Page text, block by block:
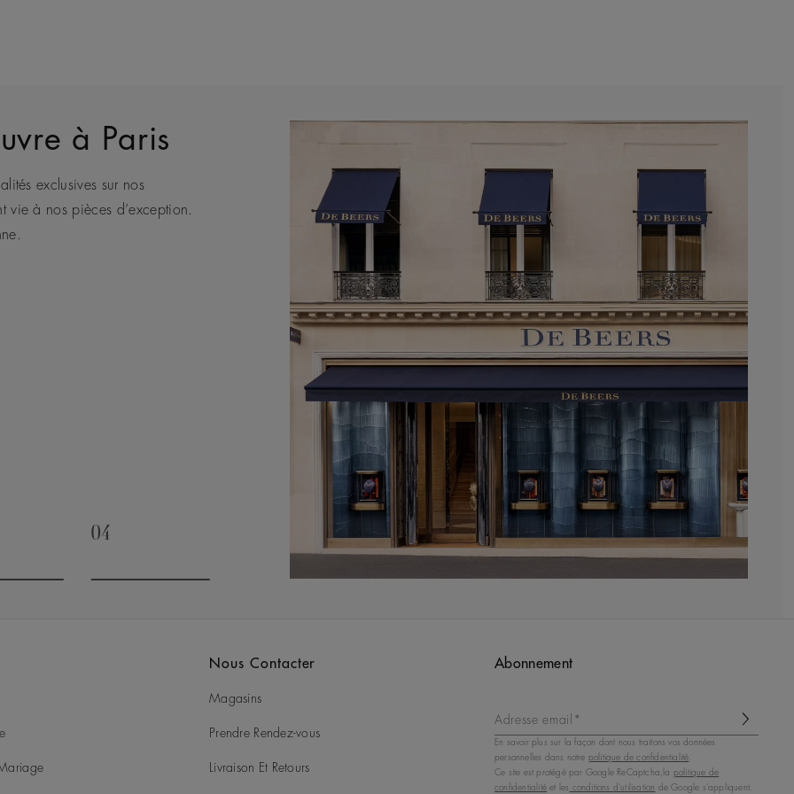
à Paris
exclusives sur nos
vie à nos pièces d’exception.
Maison de joaillerie de luxe
des conseils de nos
De Beers représente
04
Nous Contacter
Magasins
Prendre Rendez-vous
Livraison Et Retours
Abonnement
Adresse email*
En savoir plus sur la façon dont nous traitons vos données
personnelles dans notre politique de confidentialité.
Ce site est protégé par Google ReCaptcha,la politique de
confidentialité et les conditions d'utilisation de Google s'appliquent.